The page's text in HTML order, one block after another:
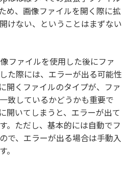
め、画像ファイルを開く際に拡
けない、ということはまずない
ファイルを使用した後にファ
た際には、エラーが出る可能性
開くファイルのタイプが、ファ
致しているかどうかも重要で
開いてしまうと、エラーが出て
。ただし、基本的には自動でフ
で、エラーが出る場合は手動入